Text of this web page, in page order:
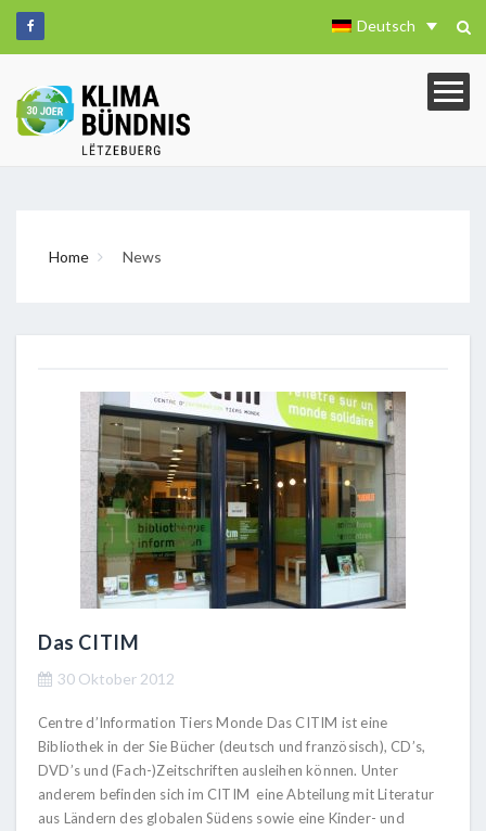
Deutsch
Home News
Das CITIM
30 Oktober 2012
Centre d’Information Tiers Monde Das CITIM ist eine
Bibliothek in der Sie Bücher (deutsch und französisch), CD’s,
DVD’s und (Fach-)Zeitschriften ausleihen können. Unter
anderem befinden sich im CITIM eine Abteilung mit Literatur
aus Ländern des globalen Südens sowie eine Kinder- und